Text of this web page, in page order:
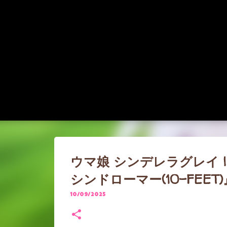
ウマ娘 シンデレラグレイ
シンドローマー(10-FEET)
10/09/2025